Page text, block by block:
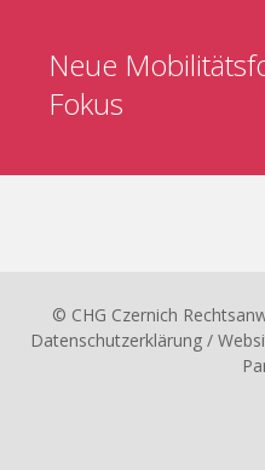
Neue
Fokus
© CHG Czernich
Datenschutzerklärung /